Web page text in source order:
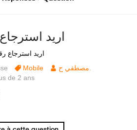
اريد
اريد استرجاع
Mobile
de 2 ans